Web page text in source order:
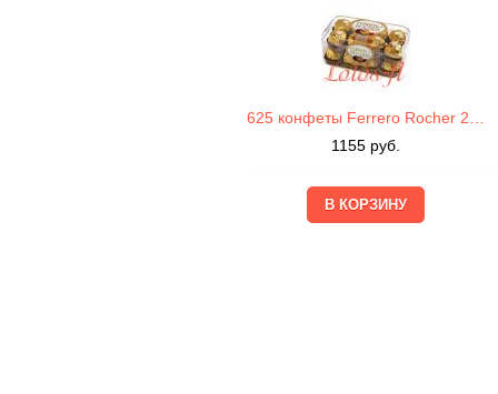
1155 руб.